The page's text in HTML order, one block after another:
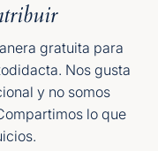
gratuita para
Nos gusta
y no somos
lo que